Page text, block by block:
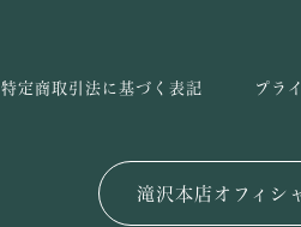
滝沢本店オフィシ
特定商取引法に基づく表記 プラ